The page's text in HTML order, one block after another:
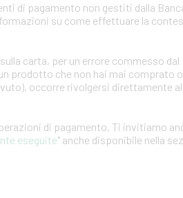
di pagamento non gestiti dalla
su come effettuare la
carta, per un errore commesso dal
prodotto che non hai mai comprato o
occorre rivolgersi direttamente al
di pagamento, Ti invitiamo
eseguite" anche disponibile nella